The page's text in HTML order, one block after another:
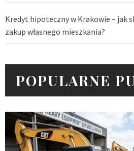
Kredyt hipoteczny w Krakowie – jak
zakup własnego mieszkania?
POPULARNE